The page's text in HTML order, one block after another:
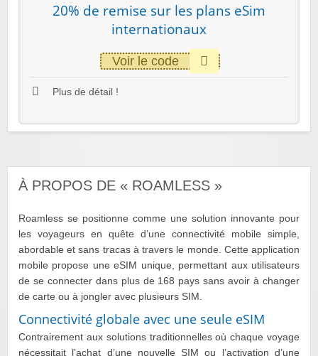
20% de remise sur les plans eSim
internationaux
Voir le code
Plus de détail !
À PROPOS DE « ROAMLESS »
Roamless se positionne comme une solution innovante pour
les voyageurs en quête d’une connectivité mobile simple,
abordable et sans tracas à travers le monde. Cette application
mobile propose une eSIM unique, permettant aux utilisateurs
de se connecter dans plus de 168 pays sans avoir à changer
de carte ou à jongler avec plusieurs SIM.
Connectivité globale avec une seule eSIM
Contrairement aux solutions traditionnelles où chaque voyage
nécessitait l’achat d’une nouvelle SIM ou l’activation d’une